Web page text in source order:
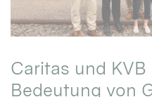
Caritas und
Bedeutung von